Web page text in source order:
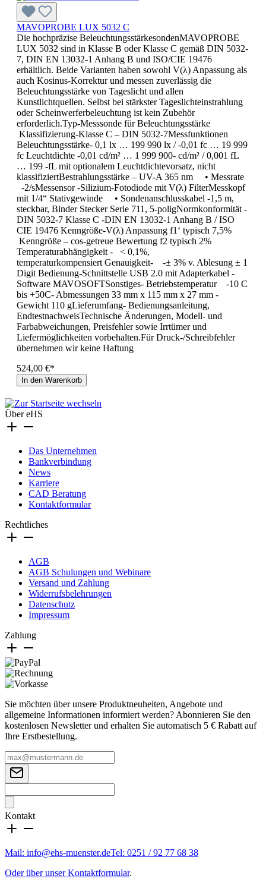
MAVOPROBE LUX 5032 C
Die hochpräzise BeleuchtungsstärkesondenMAVOPROBE
LUX 5032 sind in Klasse B oder Klasse C gemäß DIN 5032-
7, DIN EN 13032-1 Anhang B und ISO/CIE 19476
erhältlich. Beide Varianten haben sowohl V(λ) Anpassung als
auch Kosinus-Korrektur und messen zuverlässig die
Beleuchtungsstärke von Tageslicht und allen
Kunstlichtquellen. Selbst bei stärkster Tageslichteinstrahlung
oder Scheinwerferbeleuchtung ist kein Zubehör
erforderlich.Typ-Messsonde für Beleuchtungsstärke
Klassifizierung-Klasse C – DIN 5032-7Messfunktionen
Beleuchtungsstärke- 0,1 lx … 199 990 lx / -0,01 fc … 19 999
fc Leuchtdichte -0,01 cd/m² … 1 999 900- cd/m² / 0,001 fL
… 199 -fL mit optionalem Leuchtdichtevorsatz, nicht
klassifiziertBestrahlungsstärke – UV-A 365 nm • Messrate
-2/sMessensor -Silizium-Fotodiode mit V(λ) FilterMesskopf
mit 1/4“ Stativgewinde • Sondenanschlusskabel -1,5 m,
steckbar, Binder Stecker Serie 711, 5-poligNormkonformität -
DIN 5032-7 Klasse C -DIN EN 13032-1 Anhang B / ISO
CIE 19476 Kenngröße-V(λ) Anpassung f1‘ typisch 7,5%
Kenngröße – cos-getreue Bewertung f2 typisch 2%
Temperaturabhängigkeit - < 0,1%,
temperaturkompensiert Genauigkeit- -± 3% v. Ablesung ± 1
Digit Bedienung-Schnittstelle USB 2.0 mit Adapterkabel -
Software MAVOSOFTSonstiges- Betriebstemperatur -10 C
bis +50C- Abmessungen 33 mm x 115 mm x 27 mm -
Gewicht 110 gLieferumfang- Bedienungsanleitung,
EndtestnachweisTechnische Änderungen, Modell- und
Farbabweichungen, Preisfehler sowie Irrtümer und
Liefermöglichkeiten vorbehalten.Für Druck-/Schreibfehler
übernehmen wir keine Haftung
524,00 €*
In den Warenkorb
Über eHS
Das Unternehmen
Bankverbindung
News
Karriere
CAD Beratung
Kontaktformular
Rechtliches
AGB
AGB Schulungen und Webinare
Versand und Zahlung
Widerrufsbelehrungen
Datenschutz
Impressum
Zahlung
Sie möchten über unsere Produktneuheiten, Angebote und
allgemeine Informationen informiert werden? Abonnieren Sie den
kostenlosen Newsletter und erhalten Sie automatisch 5 € Rabatt auf
Ihre Erstbestellung.
Kontakt
Mail: info@ehs-muenster.deTel: 0251 / 92 77 68 38
Oder über unser Kontaktformular.